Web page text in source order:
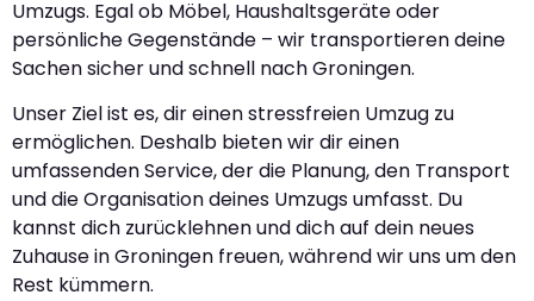
Umzugs. Egal ob Möbel, Haushaltsgeräte oder
persönliche Gegenstände – wir transportieren deine
Sachen sicher und schnell nach Groningen.
Unser Ziel ist es, dir einen stressfreien Umzug zu
ermöglichen. Deshalb bieten wir dir einen
umfassenden Service, der die Planung, den Transport
und die Organisation deines Umzugs umfasst. Du
kannst dich zurücklehnen und dich auf dein neues
Zuhause in Groningen freuen, während wir uns um den
Rest kümmern.